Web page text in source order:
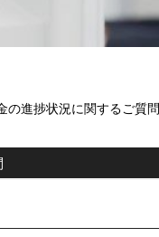
の進捗状況に関するご質問